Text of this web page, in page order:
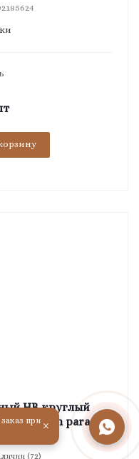
HB круглый
Neon paradise
(72)
при ×